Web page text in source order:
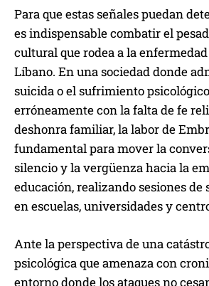
Para que estas señales puedan
es indispensable combatir el
cultural que rodea a la
Líbano. En una sociedad donde
suicida o el sufrimiento
erróneamente con la falta de fe
deshonra familiar, la labor de
fundamental para mover la
silencio y la vergüenza hacia la
educación, realizando sesiones
en escuelas, universidades y
Ante la perspectiva de una
psicológica que amenaza con
entorno donde los ataques no